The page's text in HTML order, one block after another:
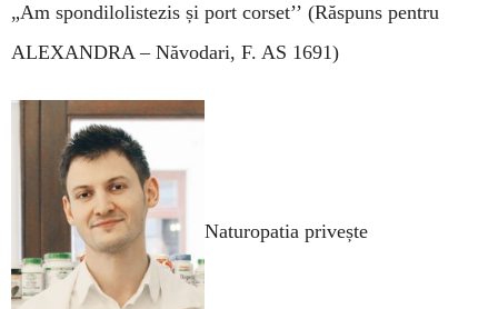
„Am spondilolistezis și port corset’’ (Răspuns pentru
ALEXANDRA – Năvodari, F. AS 1691)
Naturopatia privește